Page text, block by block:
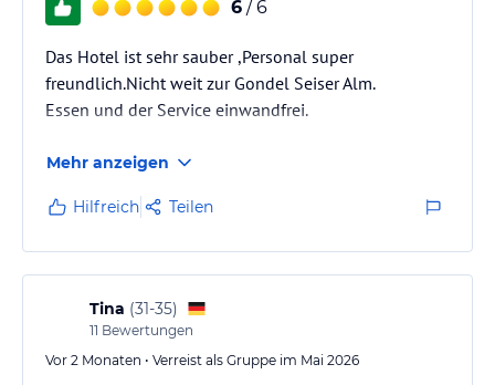
6 / 6
Das Hotel ist sehr sauber ,Personal super
freundlich.Nicht weit zur Gondel Seiser Alm.
Essen und der Service einwandfrei.
Mehr anzeigen
Hilfreich Teilen
Tina (31-35)
11 Bewertungen
Vor 2 Monaten • Verreist als Gruppe im Mai 2026